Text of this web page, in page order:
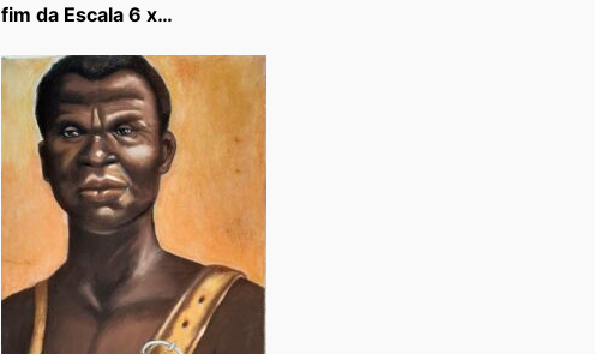
fim da Escala 6 x…